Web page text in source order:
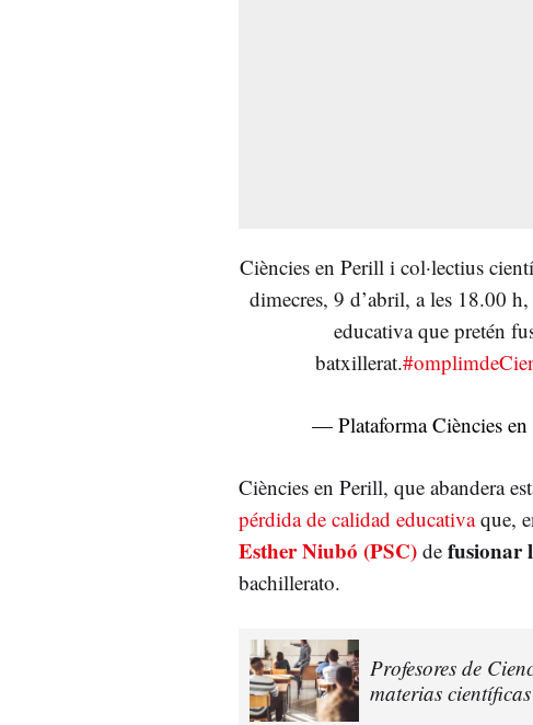
Ciències en Perill i col·lectius
dimecres, 9 d’abril, a les 18.00
educativa que pretén
batxillerat.
— Plataforma Ciències
Ciències en Perill, que abandera
pérdida de calidad educativaque,
Esther Niubó (PSC) de fusionar
bachillerato.
Profesores de
materias